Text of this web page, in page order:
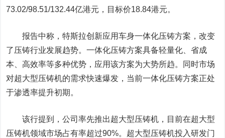
73.02/98.51/132.44亿港元，目标价18.84港元。
报告中称，特斯拉创新应用车身一体化压铸方案，改变
了压铸行业发展趋势。一体化压铸方案具备轻量化、省成
本、高效率等多种优势，应用该方案为大势所趋。同时市场
对超大型压铸机的需求快速爆发，当前一体化压铸方案正处
于渗透率提升初期。
该行提到，公司率先推出超大型压铸机，目前在超大型
压铸机领域市场占有率超过90%。超大型压铸机投入研发门